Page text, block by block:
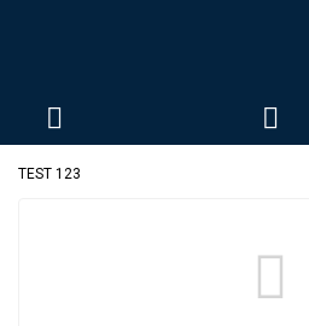
TEST 123